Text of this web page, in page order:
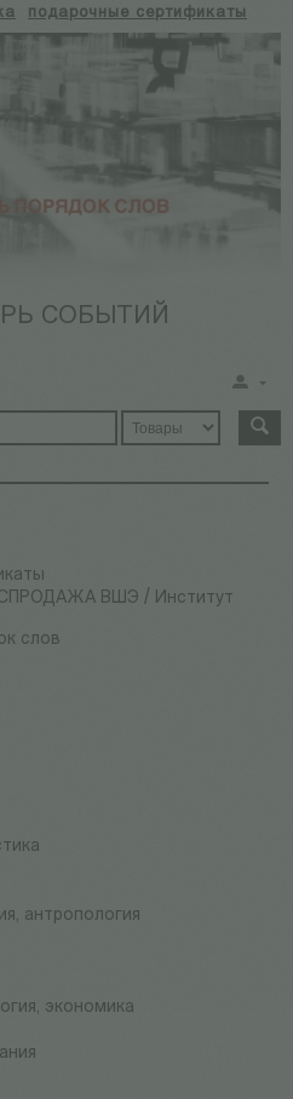
подарочные сертификаты
СОБЫТИЙ
/ Институт
слов
антропология
экономика